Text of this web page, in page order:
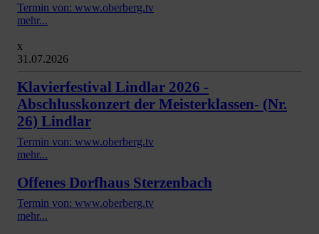
Termin von: www.oberberg.tv
mehr...
x
31.07.2026
Klavierfestival Lindlar 2026 -
Abschlusskonzert der Meisterklassen- (Nr.
26) Lindlar
Termin von: www.oberberg.tv
mehr...
Offenes Dorfhaus Sterzenbach
Termin von: www.oberberg.tv
mehr...